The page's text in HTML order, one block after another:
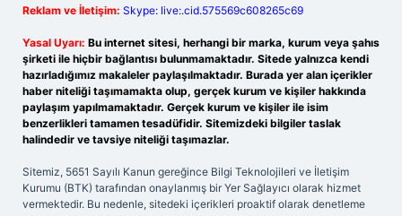
Reklam ve İletişim: Skype: live:.cid.575569c608265c69
Yasal Uyarı: Bu internet sitesi, herhangi bir marka, kurum veya şahıs
şirketi ile hiçbir bağlantısı bulunmamaktadır. Sitede yalnızca kendi
hazırladığımız makaleler paylaşılmaktadır. Burada yer alan içerikler
haber niteliği taşımamakta olup, gerçek kurum ve kişiler hakkında
paylaşım yapılmamaktadır. Gerçek kurum ve kişiler ile isim
benzerlikleri tamamen tesadüfidir. Sitemizdeki bilgiler taslak
halindedir ve tavsiye niteliği taşımazlar.
Sitemiz, 5651 Sayılı Kanun gereğince Bilgi Teknolojileri ve İletişim
Kurumu (BTK) tarafından onaylanmış bir Yer Sağlayıcı olarak hizmet
vermektedir. Bu nedenle, sitedeki içerikleri proaktif olarak denetleme